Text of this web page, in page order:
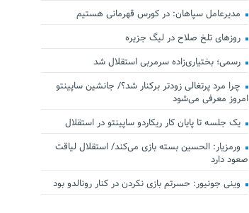
مدیرعامل سپاهان: در کورس قهرمانی هستیم
روزهای تلخ صلاح در لیگ جزیره
رسمی؛ بختیاری‌زاده سرمربی استقلال شد
چرا مرد پرتغالی زودتر برکنار شد؟/ جانشین ساپینتو
امروز معرفی می‌شود
یک جلسه تا پایان کار ریکاردو ساپینتو در استقلال
ورمزیار: الحسین بسته بازی می‌کند/ استقلال لیاقت
صعود دارد
وینی جونیور: حسرتم بازی نکردن در کنار رونالدو بود